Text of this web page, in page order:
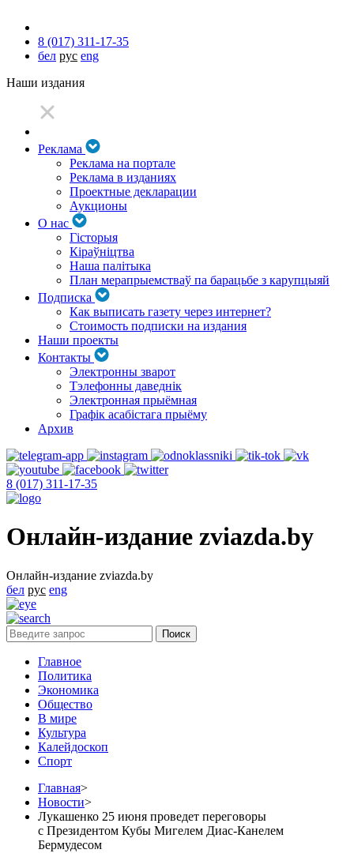
8 (017) 311-17-35
бел рус eng
Наши издания
Реклама
Реклама на портале
Реклама в изданиях
Проектные декларации
Аукционы
О нас
Гісторыя
Кіраўніцтва
Наша палітыка
План мерапрыемстваў па барацьбе з карупцыяй
Подписка
Как выписать газету через интернет?
Стоимость подписки на издания
Наши проекты
Контакты
Электронны зварот
Тэлефонны даведнік
Электронная прыёмная
Графік асабістага прыёму
Архив
8 (017) 311-17-35
Онлайн-издание zviazda.by
Онлайн-издание zviazda.by
бел рус eng
Главное
Политика
Экономика
Общество
В мире
Культура
Калейдоскоп
Спорт
Главная>
Новости>
Лукашенко 25 июня проведет переговоры
с Президентом Кубы Мигелем Диас-Канелем
Бермудесом